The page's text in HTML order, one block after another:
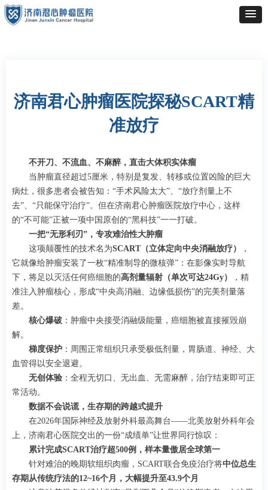
济南君心肿瘤医院探秘SCART精
准放疗
不开刀、不流血、不麻醉，直击大体积实体瘤
当肿瘤直径超过5厘米，特别是复发、转移或位置凶险的巨大
病灶，很多患者会被告知：“手术风险太大”、“放疗剂量上不
去”、“只能保守治疗”。但在济南君心肿瘤医院放疗中心，这样
的“不可能”正被一项中国原创的“黑科技”一一打破。
一把“无形利刃”，专攻难治性大肿瘤
这项颠覆性的技术名为SCART（立体定向中央消融放疗）
，
它就像给肿瘤安装了一枚“精准制导的微核弹”：在影像实时导航
下，将足以灭活任何癌细胞的高剂量辐射（单次可达24Gy）
，精
准注入肿瘤核心，形成“中央高消融、边缘低损伤”的完美剂量落
差。
核心爆破 ：肿瘤中央接受消融级能量，癌细胞被直接摧毁崩
解。
梯度保护 ：周围正常组织只承受极低剂量，胃肠道、神经、大
血管得以安全退避。
无创体验 ：全程无切口、无出血、无需麻醉，治疗结束即可正
常活动。
数据不会说谎，生存期的跨越式提升
在2026年国际神经及放射外科最高舞台——北美放射外科年会
上，济南君心医院交出的一份“成绩单”让世界同行惊叹：
累计完成SCART治疗超500例，样本量傲居全球第一
针对难治的晚期软组织肉瘤，SCART联合免疫治疗将中位总生
存期从传统疗法的12~16个月，大幅提升至43.9个月